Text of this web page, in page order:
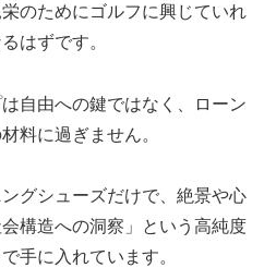
のためにゴルフに興じていれ
はずです。
自由への鍵ではなく、ローン
料に過ぎません。
グシューズだけで、絶景や心
構造への洞察」という高純度
手に入れています。